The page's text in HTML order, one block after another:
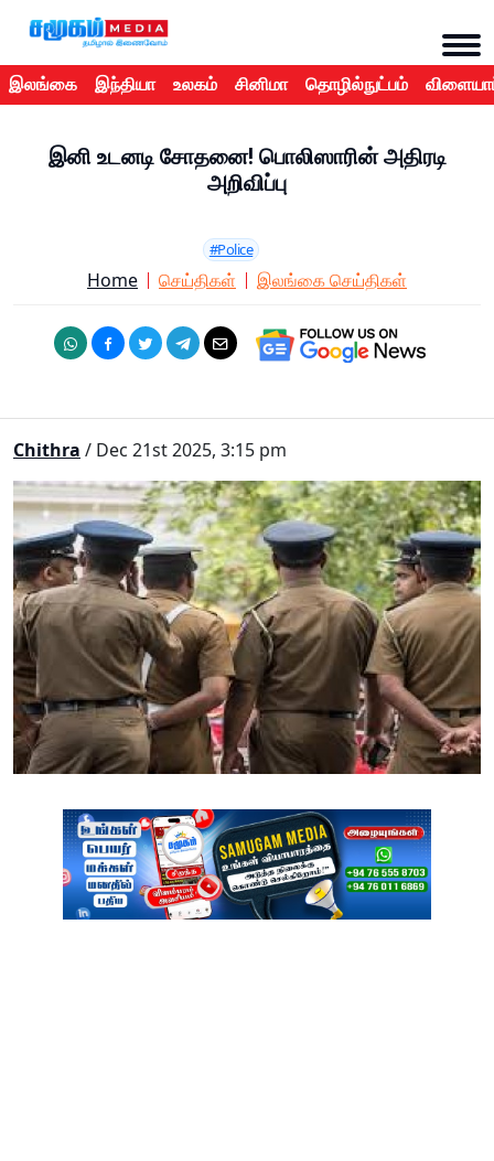
இலங்கை இந்தியா உலகம் சினிமா தொழில்நுட்பம்
இனி உடனடி சோதனை! பொலிஸாரின் அதிரடி
அறிவிப்பு
#Police
Home செய்திகள் இலங்கை செய்திகள்
Chithra / Dec 21st 2025, 3:15 pm